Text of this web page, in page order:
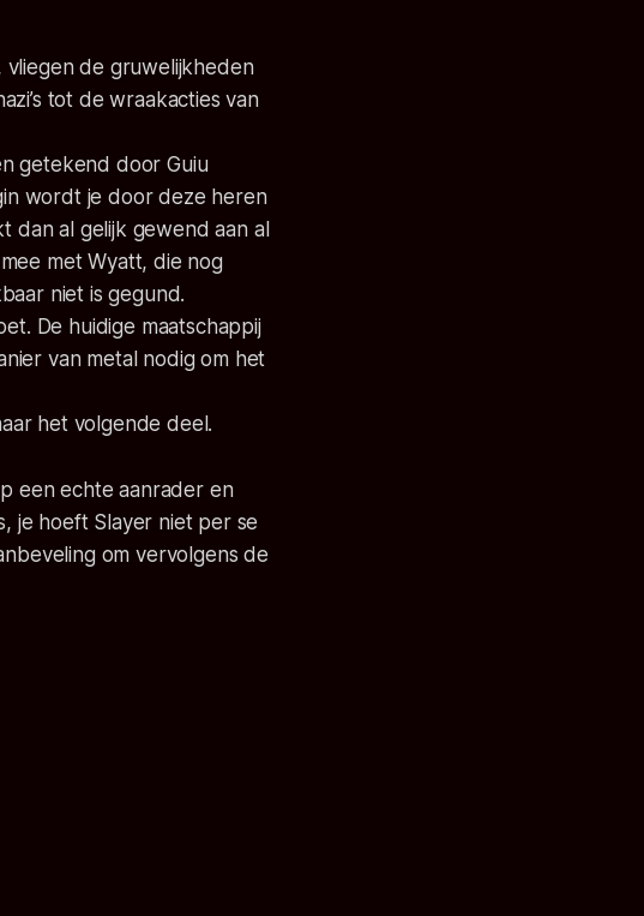
vliegen de gruwelijkheden
tot de wraakacties van
getekend door Guiu
wordt je door deze heren
dan al gelijk gewend aan al
met Wyatt, die nog
niet is gegund.
De huidige maatschappij
van metal nodig om het
het volgende deel.
een echte aanrader en
je hoeft Slayer niet per se
om vervolgens de